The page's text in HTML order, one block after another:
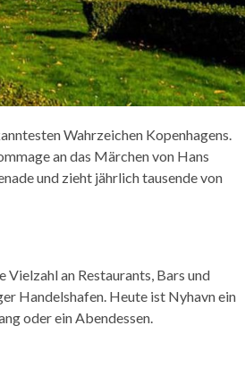
Wahrzeichen Kopenhagens.
an das Märchen von Hans
und zieht jährlich tausende von
an Restaurants, Bars und
Handelshafen. Heute ist Nyhavn ein
oder ein Abendessen.